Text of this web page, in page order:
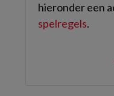
hieronder een
spelregels.